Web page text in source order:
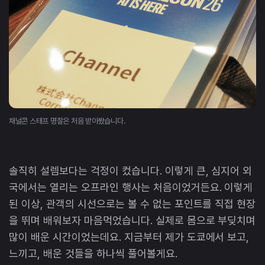
채널콘 스태프 명찰은 처음 받아봤습니다.
솔직히 설렘보다는 걱정이 컸습니다. 이렇게 큰, 심지어 외
국에서는 열리는 오프라인 행사는 처음이었거든요. 이렇게
된 이상, 관객의 시선으로는 볼 수 없는 포인트를 직접 현장
을 뛰며 배워보자 마음먹었습니다. 실제로 몸으로 부딪치며
많이 배운 시간이었는데요. 지금부터 제가 도쿄에서 보고,
느끼고, 배운 것들을 하나씩 풀어볼게요.